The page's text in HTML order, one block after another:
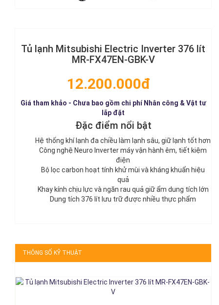
Tủ lạnh Mitsubishi Electric Inverter 376 lít
MR-FX47EN-GBK-V
12.200.000đ
Giá tham khảo - Chưa bao gồm chi phí Nhân công & Vật tư
lắp đặt
Đặc điểm nổi bật
Hệ thống khí lạnh đa chiều làm lạnh sâu, giữ lạnh tốt hơn
Công nghệ Neuro Inverter máy vận hành êm, tiết kiệm
điện
Bộ lọc carbon hoạt tính khử mùi và kháng khuẩn hiệu
quả
Khay kính chịu lực và ngăn rau quả giữ ẩm dung tích lớn
Dung tích 376 lít lưu trữ được nhiều thực phẩm
THÔNG SỐ KỸ THUẬT